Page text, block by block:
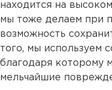
находится на
мы тоже делаем при
возможность
того, мы используем
благодаря которому
мельчайшие